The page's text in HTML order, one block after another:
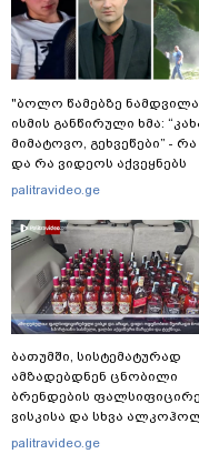
"ბოლო წამებზე
ისმის განწირული ხმა:
მიმატოვო, გეხვეწები” -
და რა ვიდეოს აქვეყნებს
ადვოკატი, ტარიელ
palitravideo.ge
ბათუმში, სისტემატურად
ამზადებდნენ ცნობილი
ბრენდების
ვისკისა და სხვა
სასმელებს - რა დეტალებს
palitravideo.ge